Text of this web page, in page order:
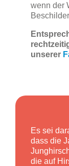
wenn der
unserer
Es sei
dass die
die auf